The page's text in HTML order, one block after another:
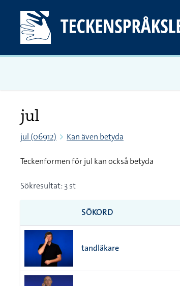
jul
jul (06912) Kan även betyda
Teckenformen för jul kan också betyda
Sökresultat: 3 st
SÖKORD
tandläkare